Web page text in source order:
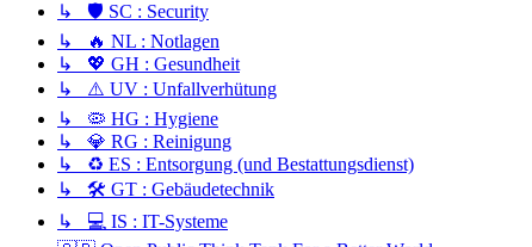
↳ 🛡️ SC : Security
↳ 🔥 NL : Notlagen
↳ 💖 GH : Gesundheit
↳ ⚠️ UV : Unfallverhütung
↳ 🦠 HG : Hygiene
↳ 💎 RG : Reinigung
↳ ♻️ ES : Entsorgung (und Bestattungsdienst)
↳ 🛠️ GT : Gebäudetechnik
↳ 💻 IS : IT-Systeme